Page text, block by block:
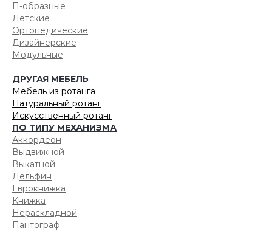
П-образные
Детские
Ортопедические
Дизайнерские
Модульные
ДРУГАЯ МЕБЕЛЬ
Мебель из ротанга
Натуральный ротанг
Искусственный ротанг
ПО ТИПУ МЕХАНИЗМА
Аккордеон
Выдвижной
Выкатной
Дельфин
Еврокнижка
Книжка
Нераскладной
Пантограф